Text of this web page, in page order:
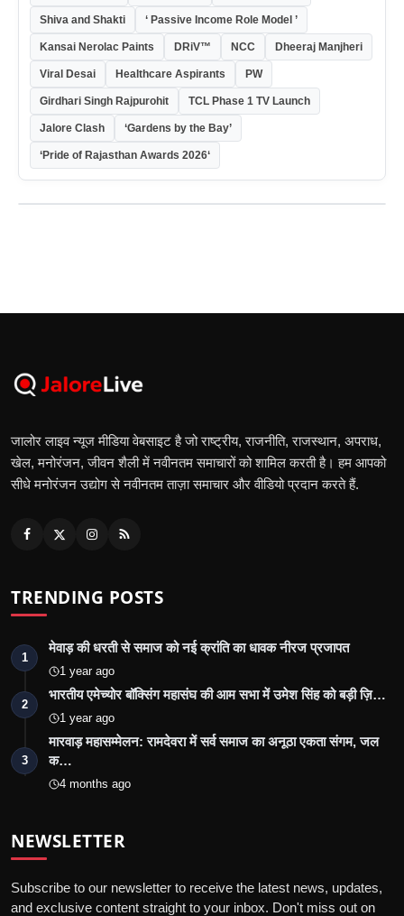
Shiva and Shakti ‘ Passive Income Role Model ’
Kansai Nerolac Paints DRiV™ NCC Dheeraj Manjheri
Viral Desai Healthcare Aspirants PW
Girdhari Singh Rajpurohit TCL Phase 1 TV Launch
Jalore Clash ‘Gardens by the Bay’
‘Pride of Rajasthan Awards 2026‘
जालोर लाइव न्यूज मीडिया वेबसाइट है जो राष्ट्रीय, राजनीति, राजस्थान, अपराध,
खेल, मनोरंजन, जीवन शैली में नवीनतम समाचारों को शामिल करती है। हम आपको
सीधे मनोरंजन उद्योग से नवीनतम ताज़ा समाचार और वीडियो प्रदान करते हैं.
TRENDING POSTS
1
मेवाड़ की धरती से समाज को नई क्रांति का धावक नीरज प्रजापत
1 year ago
2
भारतीय एमेच्योर बॉक्सिंग महासंघ की आम सभा में उमेश सिंह को बड़ी ज़ि…
1 year ago
3
मारवाड़ महासम्मेलन: रामदेवरा में सर्व समाज का अनूठा एकता संगम, जल
क…
4 months ago
NEWSLETTER
Subscribe to our newsletter to receive the latest news, updates,
and exclusive content straight to your inbox. Don't miss out on